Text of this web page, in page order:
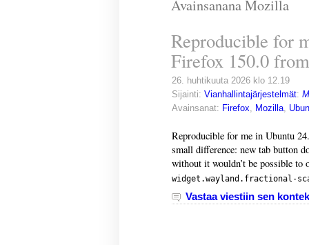
Avainsanana Mozilla
Reproducible for
Firefox 150.0
26. huhtikuuta 2026 klo 12.19
Sijainti: Vianhallintajärjestelmät:
Avainsanat: Firefox, Mozilla,
Reproducible for me in Ubuntu
small difference: new tab button
without it wouldn’t be possible to
widget.wayland.fractional-
Vastaa viestiin sen